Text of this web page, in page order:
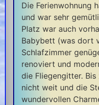
Die Ferienwohnung
und war sehr
Platz war auch
Babybett (was dort
Schlafzimmer
renoviert und
die Fliegengitter.
nicht weit und die
wundervollen